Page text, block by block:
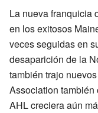
La nueva franquicia
en los exitosos
veces seguidas en
desaparición de la
también trajo
Association también
AHL creciera aún